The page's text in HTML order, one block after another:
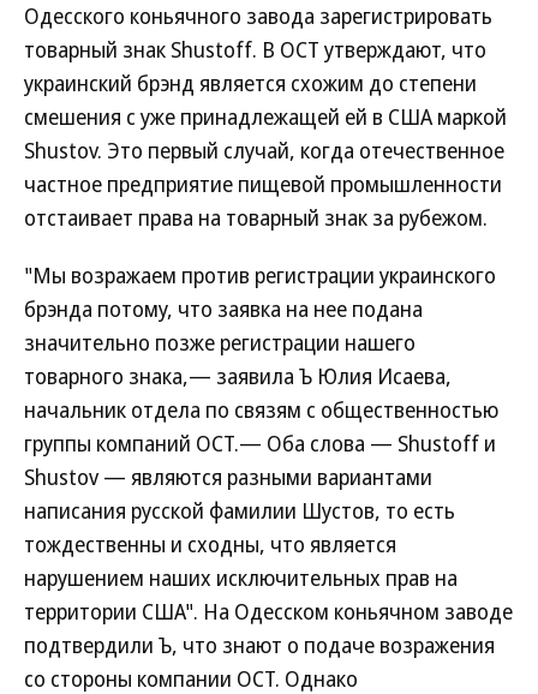
Одесского коньячного завода зарегистрировать
товарный знак Shustoff. В ОСТ утверждают, что
украинский брэнд является схожим до степени
смешения с уже принадлежащей ей в США маркой
Shustov. Это первый случай, когда отечественное
частное предприятие пищевой промышленности
отстаивает права на товарный знак за рубежом.
"Мы возражаем против регистрации украинского
брэнда потому, что заявка на нее подана
значительно позже регистрации нашего
товарного знака,— заявила Ъ Юлия Исаева,
начальник отдела по связям с общественностью
группы компаний ОСТ.— Оба слова — Shustoff и
Shustov — являются разными вариантами
написания русской фамилии Шустов, то есть
тождественны и сходны, что является
нарушением наших исключительных прав на
территории США". На Одесском коньячном заводе
подтвердили Ъ, что знают о подаче возражения
со стороны компании ОСТ. Однако